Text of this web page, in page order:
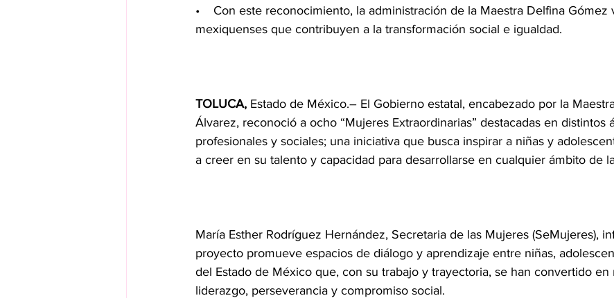
•    Con este reconocimiento, la administración de la Maestra Delfina Gómez
mexiquenses que contribuyen a la transformación social e igualdad.
TOLUCA, Estado de México.– El Gobierno estatal, encabezado por la
Álvarez, reconoció a ocho “Mujeres Extraordinarias” destacadas en distintos
profesionales y sociales; una iniciativa que busca inspirar a niñas y
a creer en su talento y capacidad para desarrollarse en cualquier ámbito de
María Esther Rodríguez Hernández, Secretaria de las Mujeres (SeMujeres),
proyecto promueve espacios de diálogo y aprendizaje entre niñas,
del Estado de México que, con su trabajo y trayectoria, se han convertido en
liderazgo, perseverancia y compromiso social.